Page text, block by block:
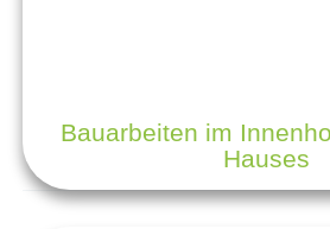
Bauarbeiten im
Hauses